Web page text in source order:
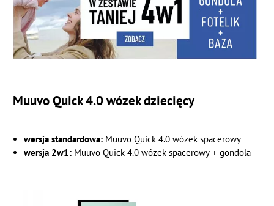
Muuvo Quick 4.0 wózek dziecięcy
wersja standardowa:Muuvo Quick 4.0 wózek spacerowy
wersja 2w1:Muuvo Quick 4.0 wózek spacerowy + gondola